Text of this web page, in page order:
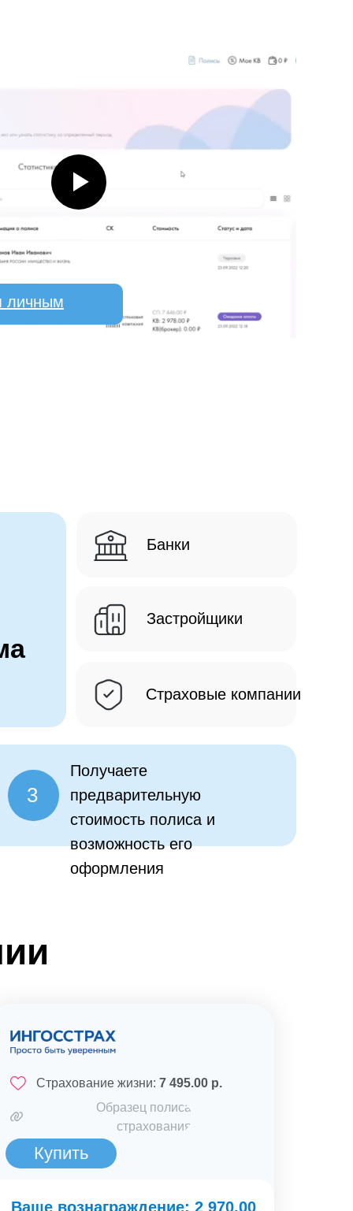
личным
Банки
Застройщики
Страховые компании
3
Получаете
предварительную
стоимость полиса и
возможность его
оформления
Купить
Образец полиса
страхования
Ваше вознаграждение: 2 970.00
Страхование жизни: 7 495.00 р.